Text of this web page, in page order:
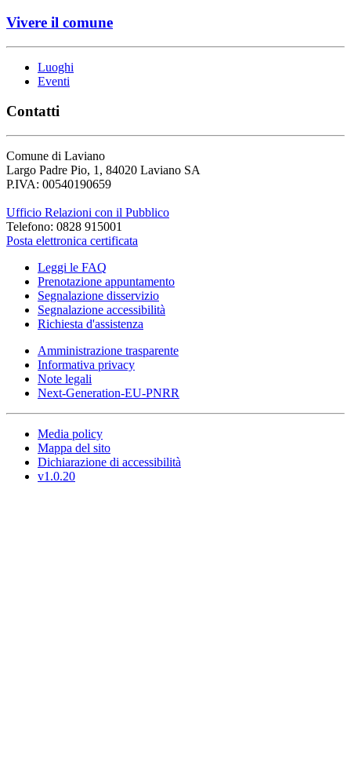
Vivere il comune
Luoghi
Eventi
Contatti
Comune di Laviano
Largo Padre Pio, 1, 84020 Laviano SA
P.IVA: 00540190659
Ufficio Relazioni con il Pubblico
Telefono: 0828 915001
Posta elettronica certificata
Leggi le FAQ
Prenotazione appuntamento
Segnalazione disservizio
Segnalazione accessibilità
Richiesta d'assistenza
Amministrazione trasparente
Informativa privacy
Note legali
Next-Generation-EU-PNRR
Media policy
Mappa del sito
Dichiarazione di accessibilità
v1.0.20